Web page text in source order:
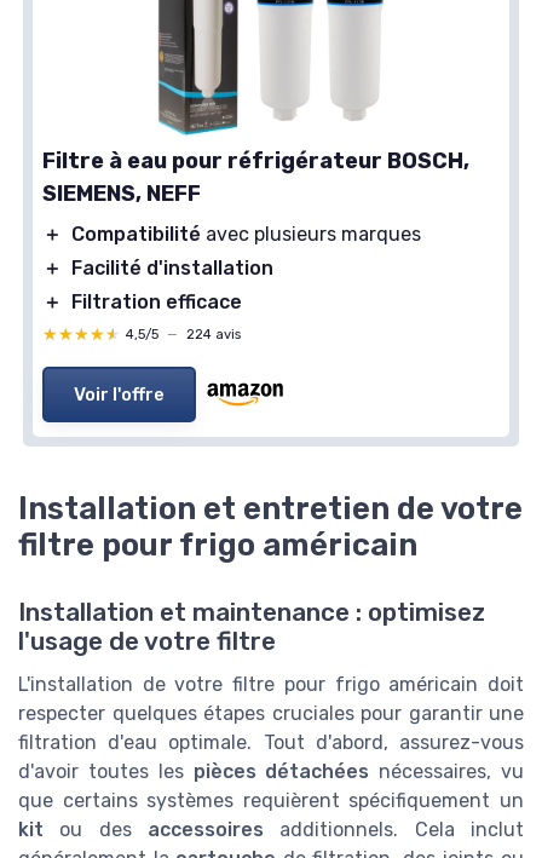
Filtre à eau pour réfrigérateur BOSCH,
SIEMENS, NEFF
＋ Compatibilité avec plusieurs marques
＋
Facilité d'installation
＋
Filtration efficace
★★★★★
★★★★★ 4,5/5 — 224 avis
Voir l'offre
Installation et entretien de votre
filtre pour frigo américain
Installation et maintenance : optimisez
l'usage de votre filtre
L'installation de votre filtre pour frigo américain doit
respecter quelques étapes cruciales pour garantir une
filtration d'eau optimale. Tout d'abord, assurez-vous
d'avoir toutes les pièces détachées nécessaires, vu
que certains systèmes requièrent spécifiquement un
kit ou des accessoires additionnels. Cela inclut